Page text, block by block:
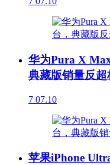
华为Pura X
典藏版销量反超
7 07.10
苹果iPhone